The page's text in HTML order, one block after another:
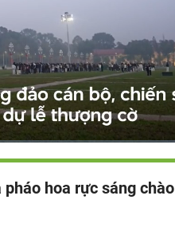
Bật
thanh
hoa rực sáng chào